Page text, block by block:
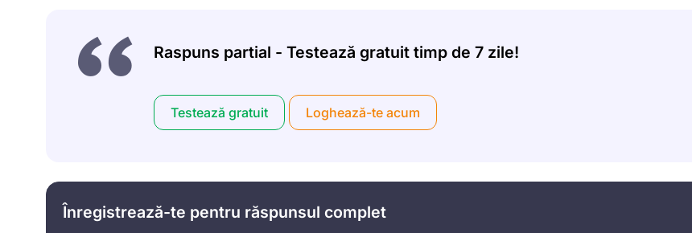
Raspuns partial - Testează gratuit timp de 7 zile!
Testează gratuit Loghează-te acum
Înregistrează-te pentru răspunsul complet